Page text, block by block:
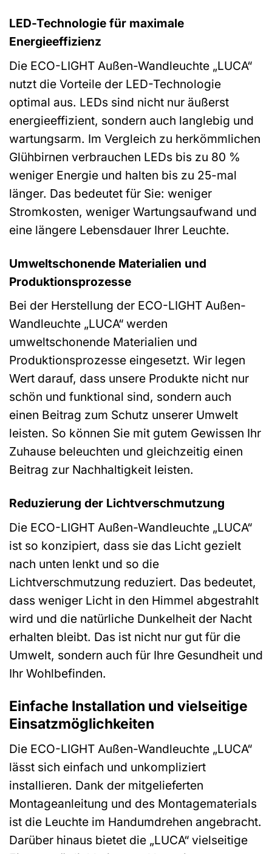
LED-Technologie für maximale
Energieeffizienz
Die ECO-LIGHT Außen-Wandleuchte „LUCA“
nutzt die Vorteile der LED-Technologie
optimal aus. LEDs sind nicht nur äußerst
energieeffizient, sondern auch langlebig und
wartungsarm. Im Vergleich zu herkömmlichen
Glühbirnen verbrauchen LEDs bis zu 80 %
weniger Energie und halten bis zu 25-mal
länger. Das bedeutet für Sie: weniger
Stromkosten, weniger Wartungsaufwand und
eine längere Lebensdauer Ihrer Leuchte.
Umweltschonende Materialien und
Produktionsprozesse
Bei der Herstellung der ECO-LIGHT Außen-
Wandleuchte „LUCA“ werden
umweltschonende Materialien und
Produktionsprozesse eingesetzt. Wir legen
Wert darauf, dass unsere Produkte nicht nur
schön und funktional sind, sondern auch
einen Beitrag zum Schutz unserer Umwelt
leisten. So können Sie mit gutem Gewissen Ihr
Zuhause beleuchten und gleichzeitig einen
Beitrag zur Nachhaltigkeit leisten.
Reduzierung der Lichtverschmutzung
Die ECO-LIGHT Außen-Wandleuchte „LUCA“
ist so konzipiert, dass sie das Licht gezielt
nach unten lenkt und so die
Lichtverschmutzung reduziert. Das bedeutet,
dass weniger Licht in den Himmel abgestrahlt
wird und die natürliche Dunkelheit der Nacht
erhalten bleibt. Das ist nicht nur gut für die
Umwelt, sondern auch für Ihre Gesundheit und
Ihr Wohlbefinden.
Einfache Installation und vielseitige
Einsatzmöglichkeiten
Die ECO-LIGHT Außen-Wandleuchte „LUCA“
lässt sich einfach und unkompliziert
installieren. Dank der mitgelieferten
Montageanleitung und des Montagematerials
ist die Leuchte im Handumdrehen angebracht.
Darüber hinaus bietet die „LUCA“ vielseitige